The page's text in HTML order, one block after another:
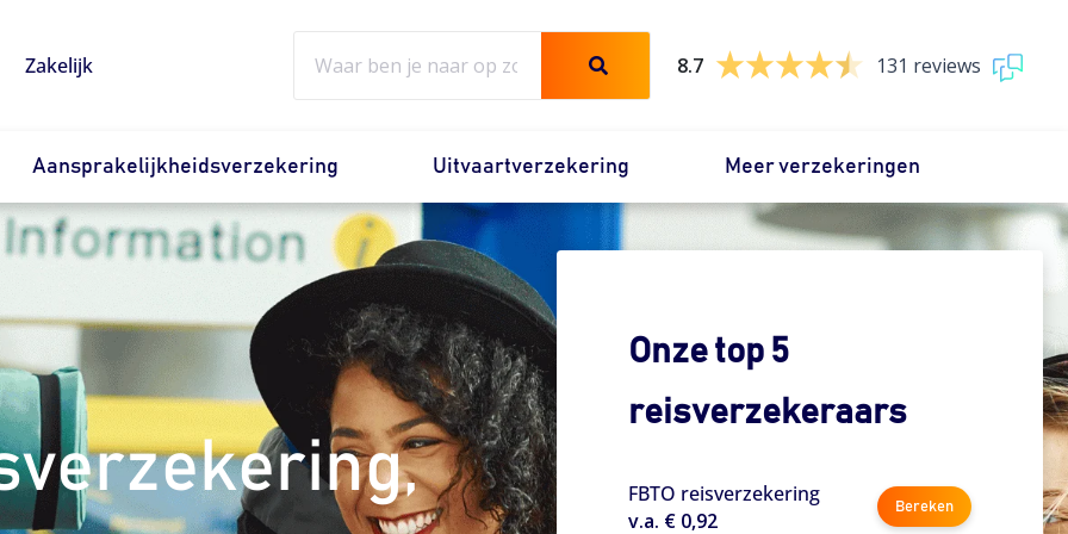
Zakelijk
8.7
131 reviews
Aansprakelijkheidsverzekering Uitvaartverzekering Meer verzekeringen
Onze top 5
reisverzekeraars
FBTO reisverzekering
v.a. € 0,92
Bereken